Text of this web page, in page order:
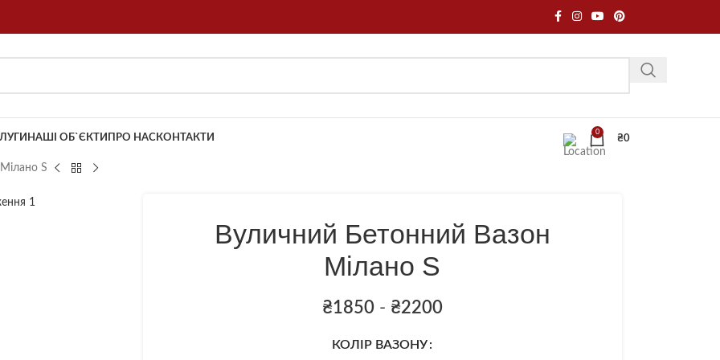
НАШІ ОБ`ЄКТИ ПРО НАСКОНТАКТИ
0
₴0
S
Вуличний Бетонний Вазон
Мілано S
₴1850 - ₴2200
КОЛІР ВАЗОНУ